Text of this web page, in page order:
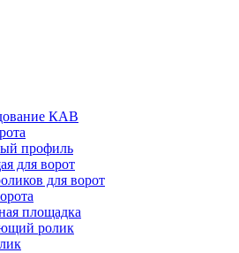
КАВ
профиль
для ворот
для ворот
площадка
ролик